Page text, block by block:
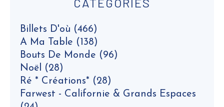
Billets D'où (466)
A Ma Table (138)
Bouts De Monde (96)
Noël (28)
Ré * Créations* (28)
Farwest - Californie & Grands Espaces